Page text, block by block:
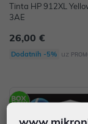
Tinta HP 912XL
3AE
26,00 €
Dodatnih -5% uz